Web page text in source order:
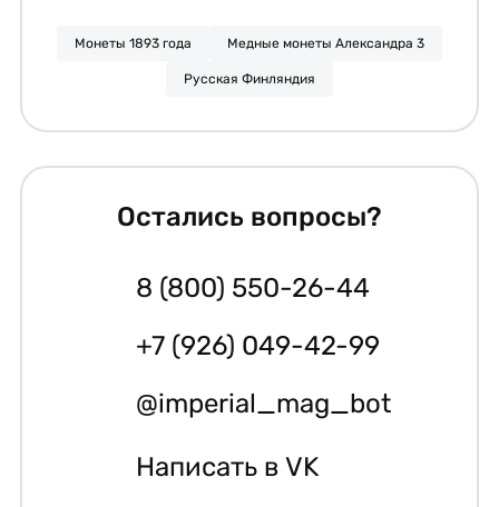
Монеты 1893 года Медные монеты Александра 3
Русская Финляндия
Остались вопросы?
8 (800) 550-26-44
+7 (926) 049-42-99
@imperial_mag_bot
Написать в VK